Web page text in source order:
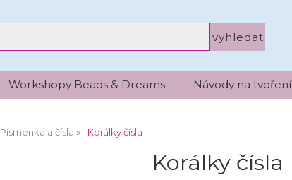
Workshopy Beads & Dreams Návody na tvoření
Písmenka a čísla Korálky čísla
Korálky čísla